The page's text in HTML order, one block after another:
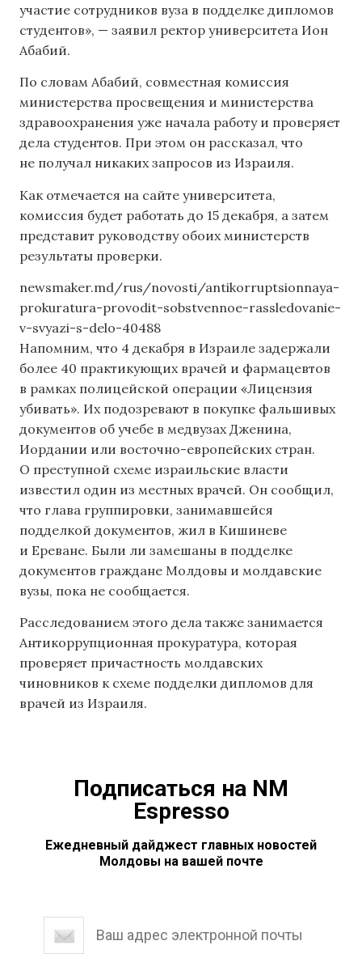
участие сотрудников вуза в подделке дипломов
студентов», — заявил ректор университета Ион
Абабий.
По словам Абабий, совместная комиссия
министерства просвещения и министерства
здравоохранения уже начала работу и проверяет
дела студентов. При этом он рассказал, что
не получал никаких запросов из Израиля.
Как отмечается на сайте университета,
комиссия будет работать до 15 декабря, а затем
представит руководству обоих министерств
результаты проверки.
newsmaker.md/rus/novosti/antikorruptsionnaya-
prokuratura-provodit-sobstvennoe-rassledovanie-
v-svyazi-s-delo-40488
Напомним, что 4 декабря в Израиле задержали
более 40 практикующих врачей и фармацевтов
в рамках полицейской операции «Лицензия
убивать». Их подозревают в покупке фальшивых
документов об учебе в медвузах Дженина,
Иордании или восточно-европейских стран.
О преступной схеме израильские власти
известил один из местных врачей. Он сообщил,
что глава группировки, занимавшейся
подделкой документов, жил в Кишиневе
и Ереване. Были ли замешаны в подделке
документов граждане Молдовы и молдавские
вузы, пока не сообщается.
Расследованием этого дела также занимается
Антикоррупционная прокуратура, которая
проверяет причастность молдавских
чиновников к схеме подделки дипломов для
врачей из Израиля.
Подписаться на NM
Espresso
Ежедневный дайджест главных новостей
Молдовы на вашей почте